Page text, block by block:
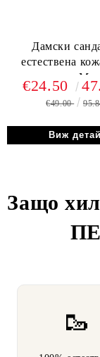
Дамски
естествена
мулти сив -
€24.50
€49.00
Виж
Защо
🥾